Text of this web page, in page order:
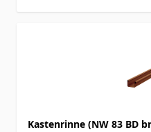
Kastenrinne (NW 83 BD